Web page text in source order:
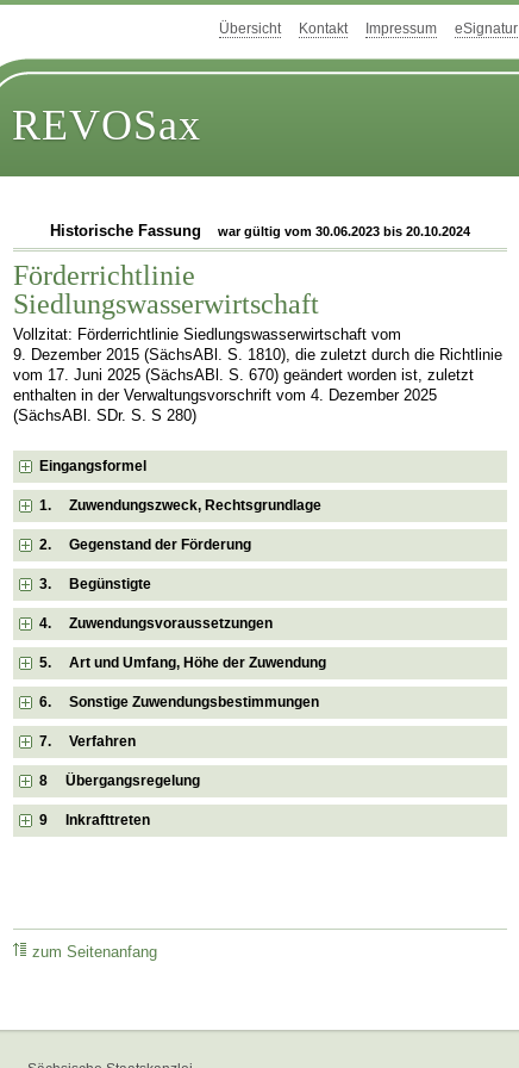
Übersicht Kontakt Impressum eSignatur
REVOSax
Historische Fassung war gültig vom 30.06.2023 bis 20.10.2024
Förderrichtlinie
Siedlungswasserwirtschaft
Vollzitat: Förderrichtlinie Siedlungswasserwirtschaft vom
9. Dezember 2015 (SächsABl. S. 1810), die zuletzt durch die Richtlinie
vom 17. Juni 2025 (SächsABl. S. 670) geändert worden ist, zuletzt
enthalten in der Verwaltungsvorschrift vom 4. Dezember 2025
(SächsABl. SDr. S. S 280)
Eingangsformel
1. Zuwendungszweck, Rechtsgrundlage
2. Gegenstand der Förderung
3. Begünstigte
4. Zuwendungsvoraussetzungen
5. Art und Umfang, Höhe der Zuwendung
6. Sonstige Zuwendungsbestimmungen
7. Verfahren
8 Übergangsregelung
9 Inkrafttreten
zum Seitenanfang